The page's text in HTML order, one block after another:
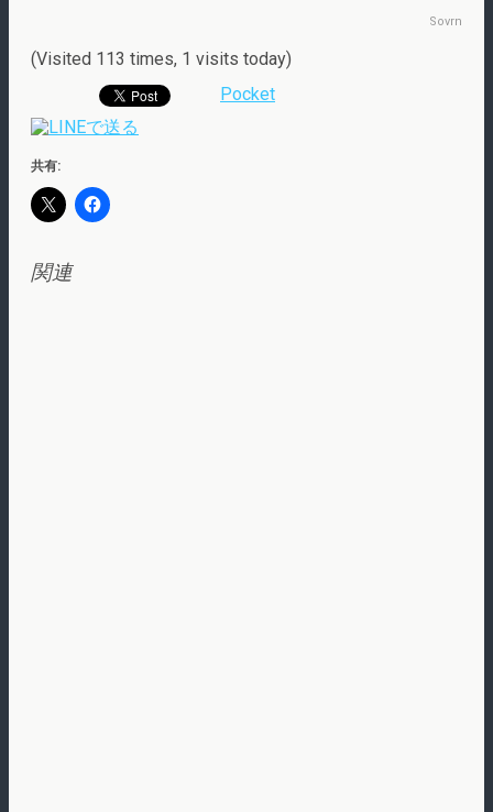
Sovrn
(Visited 113 times, 1 visits today)
Pocket
共有:
関連